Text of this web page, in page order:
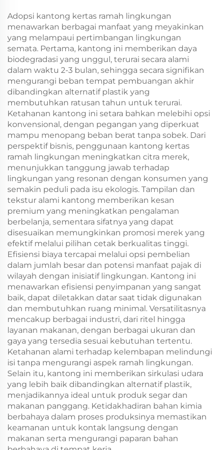
Alternatif Plastik
Adopsi kantong kertas ramah lingkungan
menawarkan berbagai manfaat yang meyakinkan
yang melampaui pertimbangan lingkungan
semata. Pertama, kantong ini memberikan daya
biodegradasi yang unggul, terurai secara alami
dalam waktu 2-3 bulan, sehingga secara signifikan
mengurangi beban tempat pembuangan akhir
dibandingkan alternatif plastik yang
membutuhkan ratusan tahun untuk terurai.
Ketahanan kantong ini setara bahkan melebihi opsi
konvensional, dengan pegangan yang diperkuat
mampu menopang beban berat tanpa sobek. Dari
perspektif bisnis, penggunaan kantong kertas
ramah lingkungan meningkatkan citra merek,
menunjukkan tanggung jawab terhadap
lingkungan yang resonan dengan konsumen yang
semakin peduli pada isu ekologis. Tampilan dan
tekstur alami kantong memberikan kesan
premium yang meningkatkan pengalaman
berbelanja, sementara sifatnya yang dapat
disesuaikan memungkinkan promosi merek yang
efektif melalui pilihan cetak berkualitas tinggi.
Efisiensi biaya tercapai melalui opsi pembelian
dalam jumlah besar dan potensi manfaat pajak di
wilayah dengan inisiatif lingkungan. Kantong ini
menawarkan efisiensi penyimpanan yang sangat
baik, dapat diletakkan datar saat tidak digunakan
dan membutuhkan ruang minimal. Versatilitasnya
mencakup berbagai industri, dari ritel hingga
layanan makanan, dengan berbagai ukuran dan
gaya yang tersedia sesuai kebutuhan tertentu.
Ketahanan alami terhadap kelembapan melindungi
isi tanpa mengurangi aspek ramah lingkungan.
Selain itu, kantong ini memberikan sirkulasi udara
yang lebih baik dibandingkan alternatif plastik,
menjadikannya ideal untuk produk segar dan
makanan panggang. Ketidakhadiran bahan kimia
berbahaya dalam proses produksinya memastikan
keamanan untuk kontak langsung dengan
makanan serta mengurangi paparan bahan